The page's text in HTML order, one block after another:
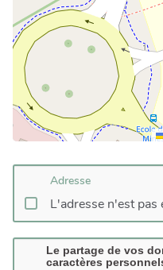
Adresse
L'adresse n'est pas
Le partage de vos
caractères